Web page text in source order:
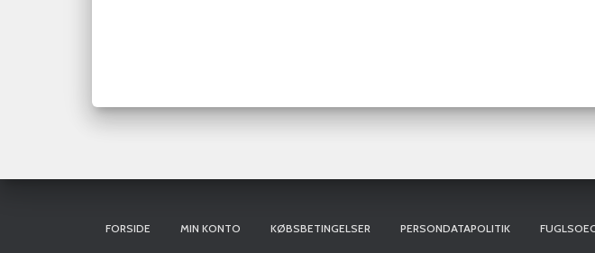
FORSIDE MIN KONTO KØBSBETINGELSER PERSONDATAPOLITIK